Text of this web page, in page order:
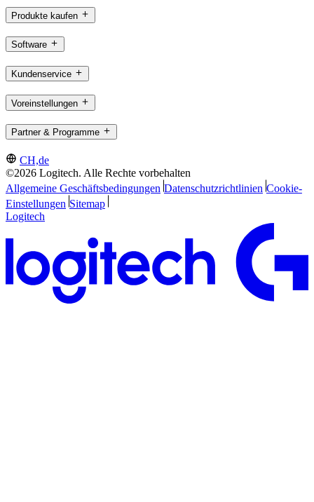
Produkte kaufen
Software
Kundenservice
Voreinstellungen
Partner & Programme
CH,de
©2026 Logitech. Alle Rechte vorbehalten
Allgemeine Geschäftsbedingungen Datenschutzrichtlinien Cookie-
Einstellungen Sitemap
Logitech